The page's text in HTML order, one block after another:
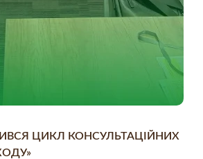
ЦИКЛ КОНСУЛЬТАЦІЙНИХ